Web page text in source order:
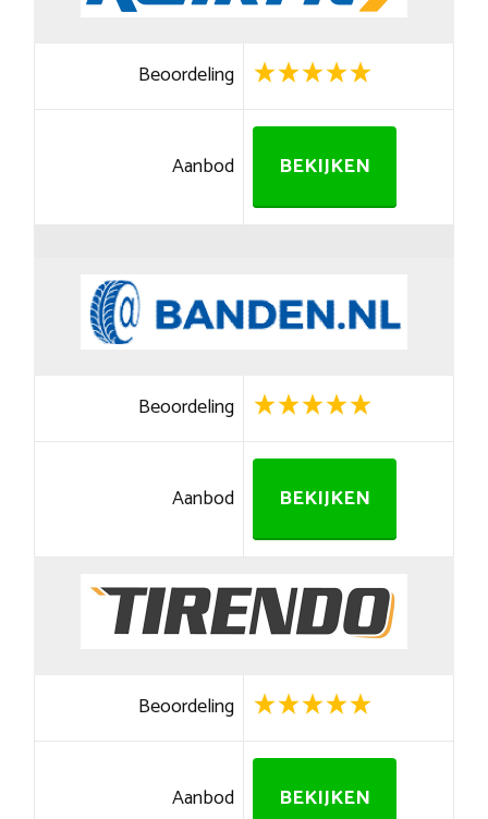
Beoordeling
Aanbod BEKIJKEN
Beoordeling
Aanbod BEKIJKEN
Beoordeling
Aanbod BEKIJKEN